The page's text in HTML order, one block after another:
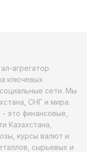
агрегатор
ключевых
сети. Мы
СНГ и мира.
это финансовые,
Казахстана,
курсы валют и
сырьевых и